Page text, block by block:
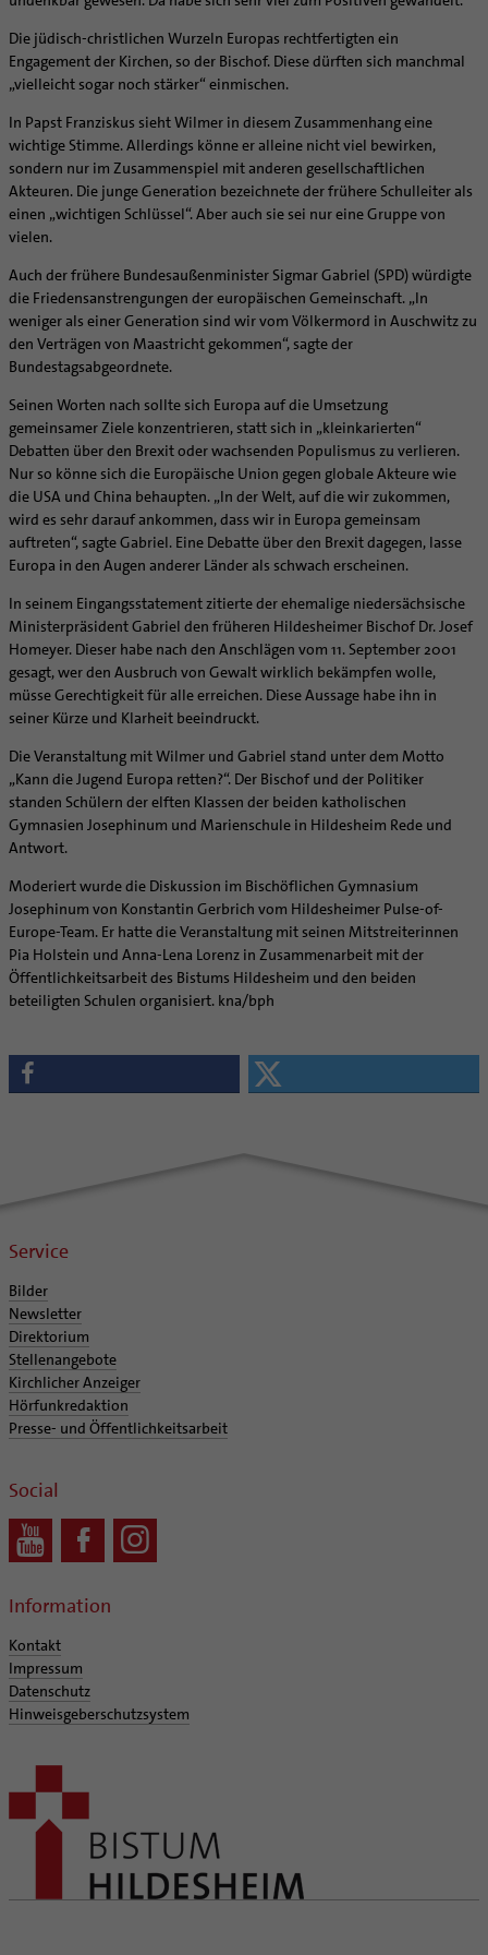
Kategoriale und Diakonale Seelsorge
Notfall
Polizei- und Feuerwehr
Schule
Gefängnisseelsorge
Segensorte
Supervision
Coaching
Aufbrüche in der Kirche
Ehrenamtliche
KirchenZeitung online
Verwaltungsbeauftragte / Verwaltungsleitungen in
Die jüdisch-christlichen Wurzeln Europas rechtfertigten ein
Engagement der Kirchen, so der Bischof. Diese dürften sich manchmal
„vielleicht sogar noch stärker“ einmischen.
In Papst Franziskus sieht Wilmer in diesem Zusammenhang eine
wichtige Stimme. Allerdings könne er alleine nicht viel bewirken,
sondern nur im Zusammenspiel mit anderen gesellschaftlichen
Akteuren. Die junge Generation bezeichnete der frühere Schulleiter als
einen „wichtigen Schlüssel“. Aber auch sie sei nur eine Gruppe von
vielen.
Auch der frühere Bundesaußenminister Sigmar Gabriel (SPD) würdigte
die Friedensanstrengungen der europäischen Gemeinschaft. „In
weniger als einer Generation sind wir vom Völkermord in Auschwitz zu
den Verträgen von Maastricht gekommen“, sagte der
Bundestagsabgeordnete.
Seinen Worten nach sollte sich Europa auf die Umsetzung
gemeinsamer Ziele konzentrieren, statt sich in „kleinkarierten“
Debatten über den Brexit oder wachsenden Populismus zu verlieren.
Nur so könne sich die Europäische Union gegen globale Akteure wie
die USA und China behaupten. „In der Welt, auf die wir zukommen,
wird es sehr darauf ankommen, dass wir in Europa gemeinsam
auftreten“, sagte Gabriel. Eine Debatte über den Brexit dagegen, lasse
Europa in den Augen anderer Länder als schwach erscheinen.
In seinem Eingangsstatement zitierte der ehemalige niedersächsische
Ministerpräsident Gabriel den früheren Hildesheimer Bischof Dr. Josef
Homeyer. Dieser habe nach den Anschlägen vom 11. September 2001
gesagt, wer den Ausbruch von Gewalt wirklich bekämpfen wolle,
müsse Gerechtigkeit für alle erreichen. Diese Aussage habe ihn in
seiner Kürze und Klarheit beeindruckt.
Die Veranstaltung mit Wilmer und Gabriel stand unter dem Motto
„Kann die Jugend Europa retten?“. Der Bischof und der Politiker
standen Schülern der elften Klassen der beiden katholischen
Gymnasien Josephinum und Marienschule in Hildesheim Rede und
Antwort.
Moderiert wurde die Diskussion im Bischöflichen Gymnasium
Josephinum von Konstantin Gerbrich vom Hildesheimer Pulse-of-
Europe-Team. Er hatte die Veranstaltung mit seinen Mitstreiterinnen
Pia Holstein und Anna-Lena Lorenz in Zusammenarbeit mit der
Öffentlichkeitsarbeit des Bistums Hildesheim und den beiden
beteiligten Schulen organisiert. kna/bph
Service
Bilder
Newsletter
Direktorium
Stellenangebote
Kirchlicher Anzeiger
Hörfunkredaktion
Presse- und Öffentlichkeitsarbeit
Social
Information
Kontakt
Impressum
Datenschutz
Hinweisgeberschutzsystem